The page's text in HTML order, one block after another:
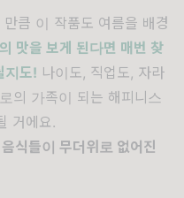
큼 이 작품도 여름을 배경
맛을 보게 된다면 매번 찾
지도! 나이도, 직업도, 자라
의 가족이 되는 해피니스
거에요.
식들이 무더위로 없어진